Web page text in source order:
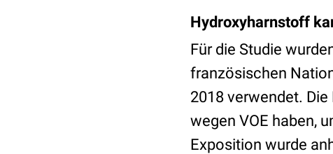
Hydroxyharnstoff
Für die Studie
französischen
2018 verwendet.
wegen VOE haben,
Exposition wurde